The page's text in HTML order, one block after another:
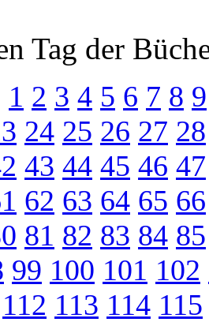
Tag der
1 2 3 4 5 6 7 8 9
24 25 26 27 28
43 44 45 46 47
62 63 64 65 66
81 82 83 84 85
99 100 101 102
112 113 114 115